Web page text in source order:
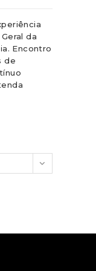
da
Encontro
de